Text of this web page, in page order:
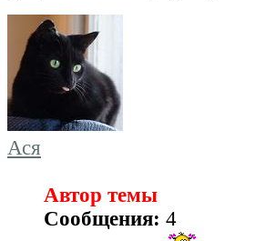
Ася
Автор темы
Сообщения: 4